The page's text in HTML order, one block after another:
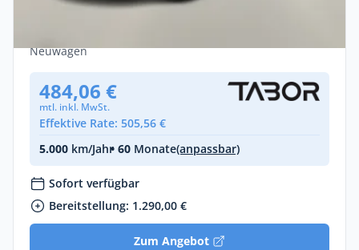
Nav Leder Kam Keyl Leasing privat
Neuwagen
484,06 €
mtl. inkl. MwSt.
Effektive Rate: 505,56 €
5.000 km/Jahr• 60 Monate(anpassbar)
Sofort verfügbar
Bereitstellung: 1.290,00 €
Zum Angebot